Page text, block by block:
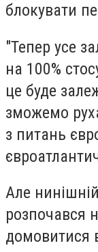
блокувати
"Тепер усе
на 100%
це буде
зможемо
з питань
Але
розпочався
домовитися